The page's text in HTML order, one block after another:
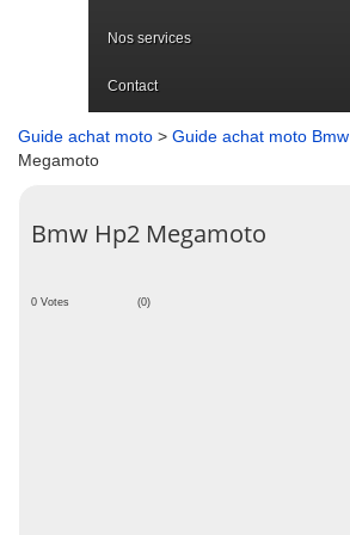
Nos services
Contact
Guide achat moto > Guide achat moto Bmw
Megamoto
Bmw Hp2 Megamoto
0 Votes (0)